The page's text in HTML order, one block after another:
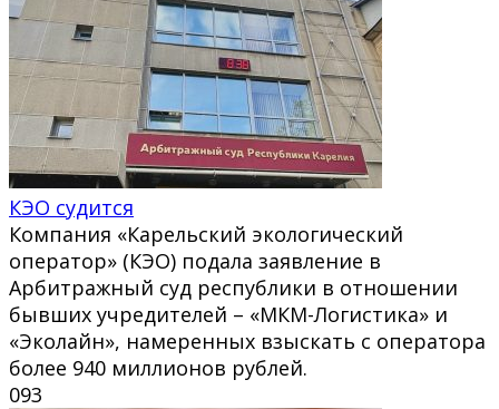
КЭО судится
Компания «Карельский экологический
оператор» (КЭО) подала заявление в
Арбитражный суд республики в отношении
бывших учредителей – «МКМ-Логистика» и
«Эколайн», намеренных взыскать с оператора
более 940 миллионов рублей.
093